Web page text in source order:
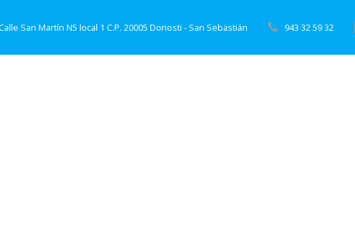
Calle San Martín N5 local 1 C.P. 20005 Donosti - San Sebastián 943 32 59 32